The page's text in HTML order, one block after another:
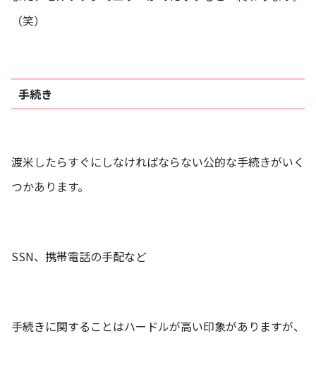
（笑）
手続き
渡米したらすぐにしなければならない公的な手続きがいく
つかあります。
SSN、携帯電話の手配など
手続きに関することはハードルが高い印象がありますが、